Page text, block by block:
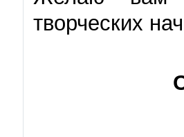
творческих